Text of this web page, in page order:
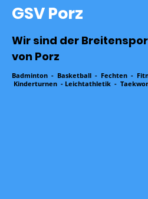
GSV Porz
Wir sind der
von Porz
Badminton - Basketball - Fechten -
Kinderturnen - Leichtathletik -